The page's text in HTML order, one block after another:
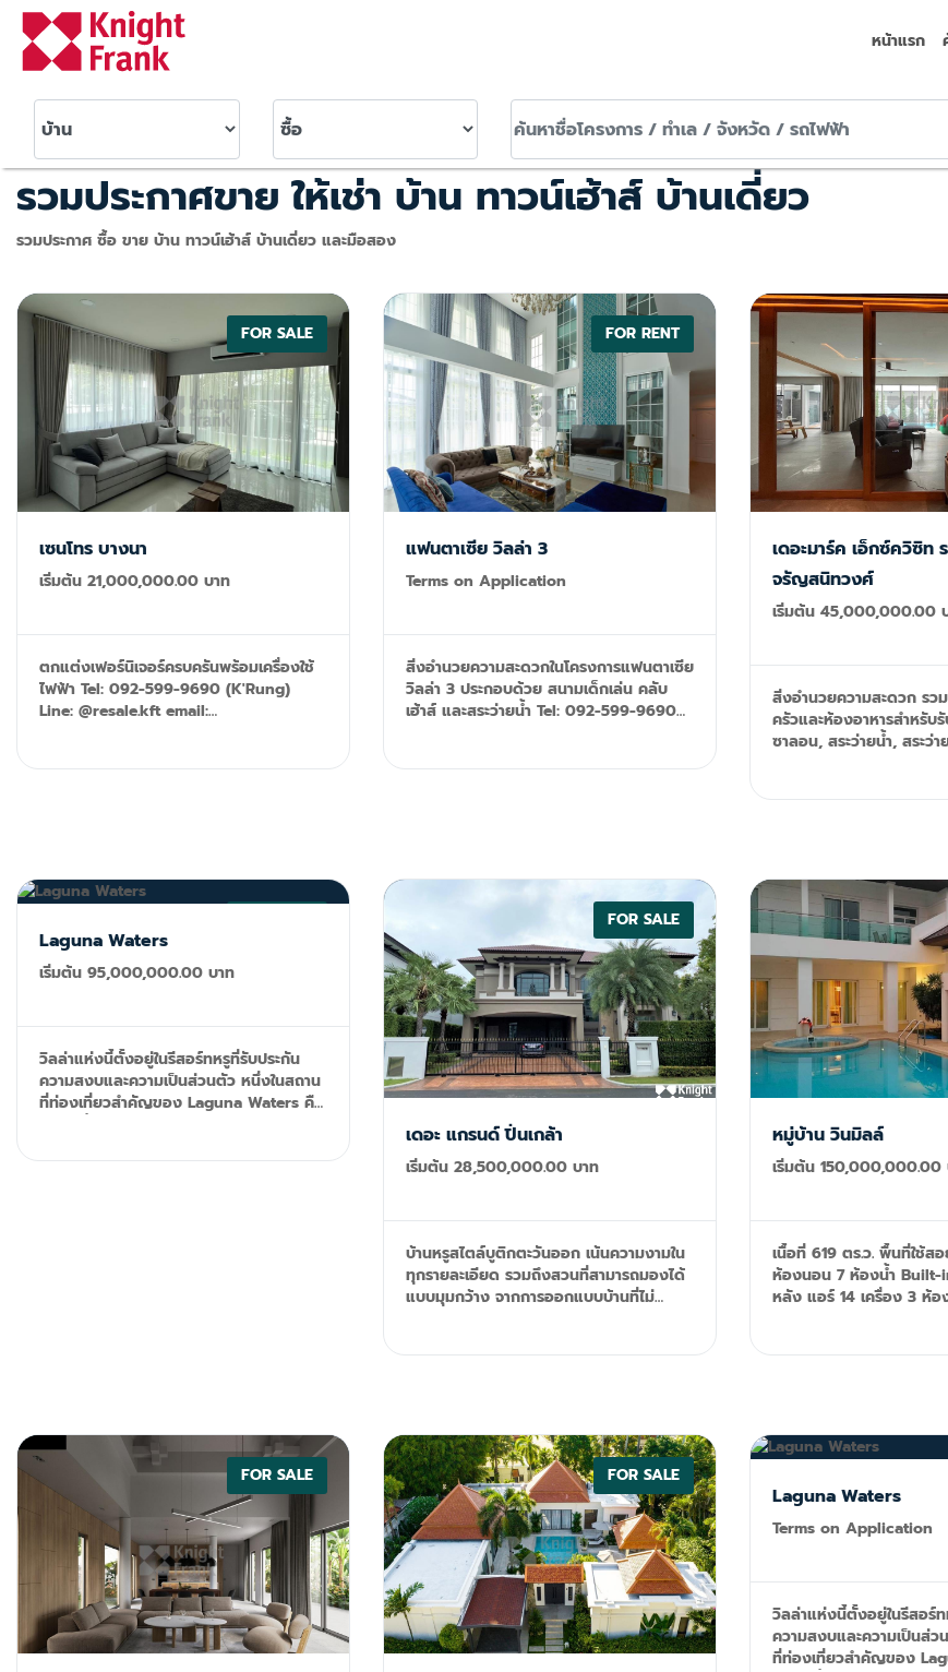
หน้าแรก
หน้าแรก
รวมประกาศขาย ให้เช่า บ้าน ทาวน์เฮ้าส์ บ้านเดี่ยว
รวมประกาศ ซื้อ ขาย บ้าน ทาวน์เฮ้าส์ บ้านเดี่ยว และมือสอง
FOR SALE
เซนโทร บางนา
เริ่มต้น 21,000,000.00 บาท
ตกแต่งเฟอร์นิเจอร์ครบครันพร้อมเครื่องใช้
ไฟฟ้า Tel: 092-599-9690 (K'Rung)
Line: @resale.kft email:
FOR RENT
แฟนตาเซีย วิลล่า 3
Terms on Application
สิ่งอำนวยความสะดวกในโครงการแฟนตาเซีย
วิลล่า 3 ประกอบด้วย สนามเด็กเล่น คลับ
เฮ้าส์ และสระว่ายน้ำ Tel: 092-599-9690
เดอะมาร์ค เอ็กซ์ควิซิท
จรัญสนิทวงศ์
เริ่มต้น 45,000,000.00
สิ่งอำนวยความสะดวก ร
ครัวและห้องอาหารสำหรั
ซาลอน, สระว่ายน้ำ, สระว่
9690 (K'Rung) Line:
Laguna Waters
เริ่มต้น 95,000,000.00 บาท
วิลล่าแห่งนี้ตั้งอยู่ในรีสอร์ทหรูที่รับประกัน
ความสงบและความเป็นส่วนตัว หนึ่งในสถาน
ที่ท่องเที่ยวสำคัญของ Laguna Waters คือ
บางแห่งของภูเก็ตได้อย่างง่ายดาย วิลล่า
ยาว 12 เมตร + ห้องอ่านหนังสือ + ห้องนั่ง
เล่นชั้นล่าง + ห้องนั่งเล่นชั้นบน + ห้องครัว
สำหรับพนักงาน + ห้องครัว + ห้องรับประทาน
อาหาร + ศาลา + ห้องซักรีด + ห้องแม่บ้าน +
สวนภูมิทัศน์ + ที่นั่งกลางแจ้ง + พื้นที่
บาร์บีคิว + ขนาดแปลงประมาณ 1,236 ตรม.
FOR SALE
เดอะ แกรนด์ ปิ่นเกล้า
เริ่มต้น 28,500,000.00 บาท
บ้านหรูสไตล์บูติกตะวันออก เน้นความงามใน
ทุกรายละเอียด รวมถึงสวนที่สามารถมองได้
แบบมุมกว้าง จากการออกแบบบ้านที่ไม่
นอน 6 ห้องน้ำ + 1 ห้องแม่บ้าน พื้นที่ใช้สอย
resaleproject@th.knightfrank.com
หมู่บ้าน วินมิลล์
เริ่มต้น 150,000,000.00
เนื้อที่ 619 ตร.ว. พื้นที่ใช้ส
ห้องนอน 7 ห้องน้ำ Built-
หลัง แอร์ 14 เครื่อง 3 ห้อ
ห้องแม่บ้าน + ห้องน้ำ ระเบี
FOR SALE FOR SALE
Laguna Waters
Terms on Application
วิลล่าแห่งนี้ตั้งอยู่ในรีสอร์
ความสงบและความเป็นส่
ที่ท่องเที่ยวสำคัญของ